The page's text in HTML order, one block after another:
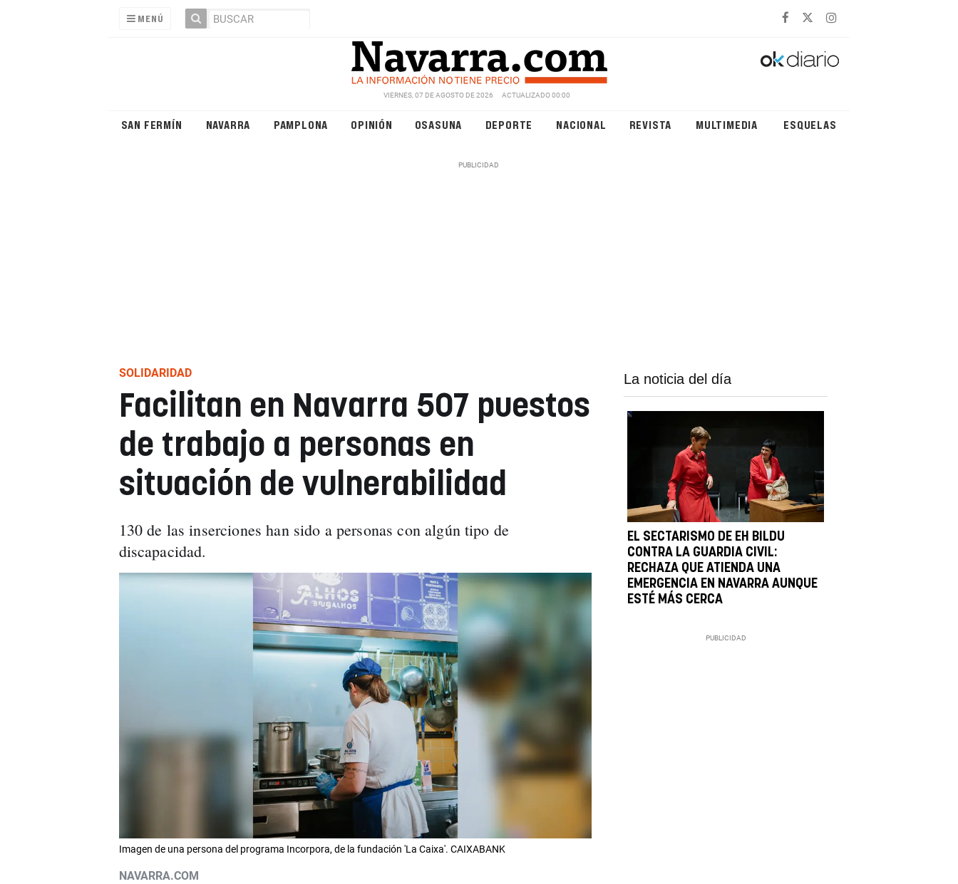
MENÚ
VIERNES, 07 DE AGOSTO DE 2026 ACTUALIZADO 00:00
SAN FERMÍN NAVARRA PAMPLONA OPINIÓN OSASUNA DEPORTE NACIONAL REVISTA MULTIMEDIA ESQUELAS
SOLIDARIDAD
Facilitan en Navarra 507 puestos
de trabajo a personas en
situación de vulnerabilidad
130 de las inserciones han sido a personas con algún tipo de
discapacidad.
Imagen de una persona del programa Incorpora, de la fundación 'La Caixa'. CAIXABANK
NAVARRA.COM
La noticia del día
EL SECTARISMO DE EH BILDU
CONTRA LA GUARDIA CIVIL:
RECHAZA QUE ATIENDA UNA
EMERGENCIA EN NAVARRA AUNQUE
ESTÉ MÁS CERCA